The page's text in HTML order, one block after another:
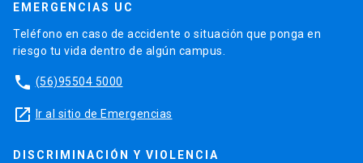
EMERGENCIAS UC
Teléfono en caso de accidente o situación que ponga en
riesgo tu vida dentro de algún campus.
phone (56)95504 5000
launch Ir al sitio de Emergencias
DISCRIMINACIÓN Y VIOLENCIA